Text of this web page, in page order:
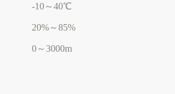
-10～40℃
20%～85%
0～3000m